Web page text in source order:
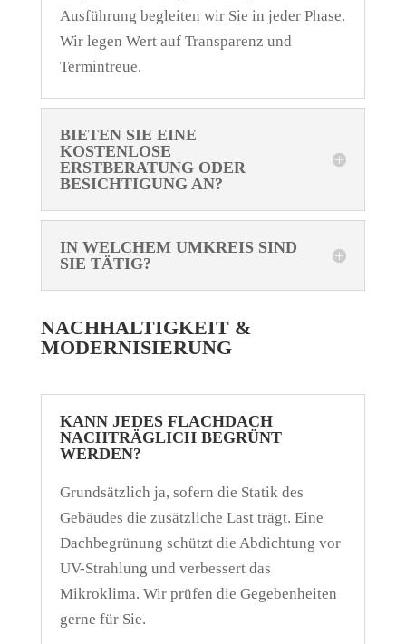
Ausführung begleiten wir Sie in jeder Phase.
Wir legen Wert auf Transparenz und
Termintreue.
BIETEN SIE EINE
KOSTENLOSE
ERSTBERATUNG ODER
BESICHTIGUNG AN?
IN WELCHEM UMKREIS SIND
SIE TÄTIG?
NACHHALTIGKEIT &
MODERNISIERUNG
KANN JEDES FLACHDACH
NACHTRÄGLICH BEGRÜNT
WERDEN?
Grundsätzlich ja, sofern die Statik des
Gebäudes die zusätzliche Last trägt. Eine
Dachbegrünung schützt die Abdichtung vor
UV-Strahlung und verbessert das
Mikroklima. Wir prüfen die Gegebenheiten
gerne für Sie.